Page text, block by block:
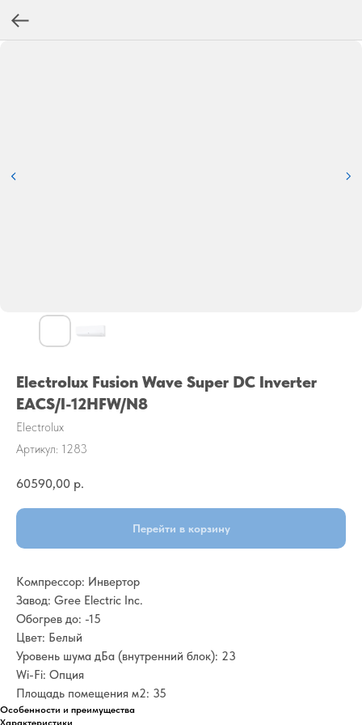
Electrolux Fusion Wave Super DC Inverter
EACS/I-12HFW/N8
Electrolux
Артикул: 1283
60590,00 р.
Перейти в корзину
Компрессор: Инвертор
Завод: Gree Electric Inc.
Обогрев до: -15
Цвет: Белый
Уровень шума дБа (внутренний блок): 23
Wi-Fi: Опция
Площадь помещения м2: 35
Особенности и преимущества
Характеристики